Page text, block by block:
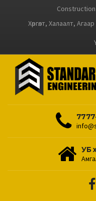
Хөргөлт, Халаалт,
УБ